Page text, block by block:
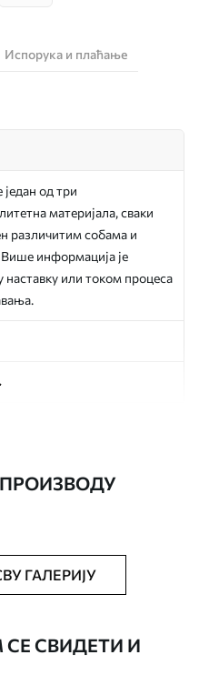
Испорука и плаћање
од три
материјала, сваки
различитим собама и
информација је
наставку или током процеса
нежно очистити меким
са завршном
ПРОИЗВОДУ
ГАЛЕРИЈУ
СВИДЕТИ И